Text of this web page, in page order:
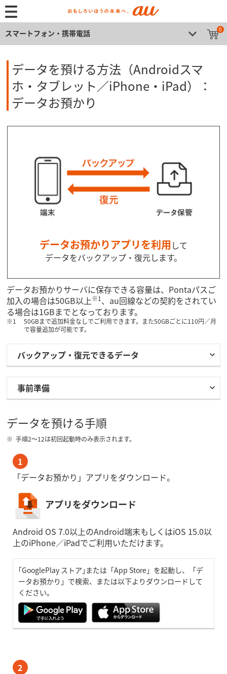
スマートフォン・携帯電話 0
データを預ける方法（Androidスマ
ホ・タブレット／iPhone・iPad）：
データお預かり
データお預かりアプリを利用 して
データをバックアップ・復元します。
データお預かりサーバに保存できる容量は、Pontaパスご
加入の場合は50GB以上※1 、au回線などの契約をされてい
る場合は1GBまでとなっております。
50GBまで追加料金なしでご利用できます。また50GBごとに110円／月
で容量追加が可能です。
バックアップ・復元できるデータ
事前準備
データを預ける手順
手順2～12は初回起動時のみ表示されます。
1
「データお預かり」アプリをダウンロード。
アプリをダウンロード
Android OS 7.0以上のAndroid端末もしくはiOS 15.0以
上のiPhone／iPadでご利用いただけます。
｢GooglePlay ストア｣または「App Store」を起動し、「デ
ータお預かり」で検索、または以下よりダウンロードして
ください。
2